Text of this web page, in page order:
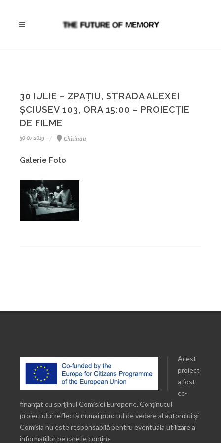
30 IULIE – ZPAȚIU, STRADA ALEXEI
ŞCIUSEV 103, ORA 15:00 – PROIECȚIE
DE FILME
30-07-2019 Chisinau
Galerie Foto
Acest
proiect
a fost
co-
finanţat cu sprijinul Comisiei Europene. Conținutul
proiectului reflectă numai punctul de vedere al autorului şi
Comisia nu este responsabilă pentru eventuala utilizare a
informaţiilor pe care le conţine